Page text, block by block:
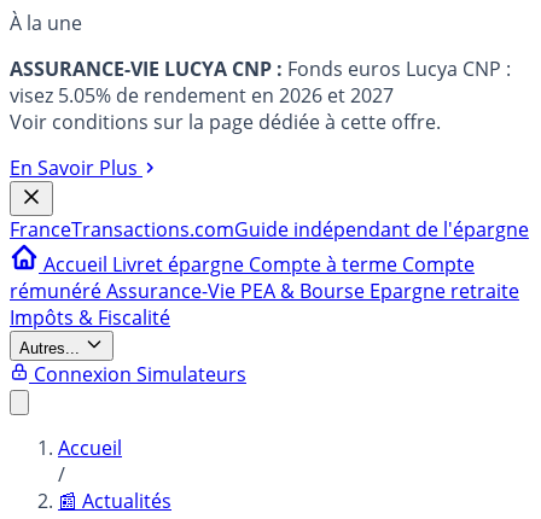
À la une
ASSURANCE-VIE LUCYA CNP : Fonds euros Lucya CNP :
visez 5.05% de rendement en 2026 et 2027
Voir conditions sur la page dédiée à cette offre.
En Savoir Plus
FranceTransactions.comGuide indépendant de l'épargne
Accueil Livret épargne Compte à terme Compte
rémunéréAssurance-Vie PEA & Bourse Epargne retraite
Impôts & Fiscalité
Autres...
Connexion Simulateurs
Accueil
/
📰 Actualités